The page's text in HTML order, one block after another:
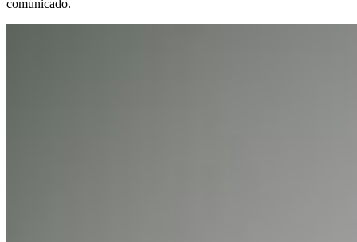
comunicado.